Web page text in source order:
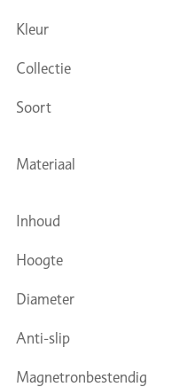
Kleur
Collectie
Soort
Materiaal
Inhoud
Hoogte
Diameter
Anti-slip
Magnetronbestendig